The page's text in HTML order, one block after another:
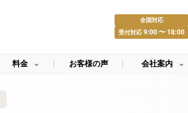
全国対応
受付対応 9:00 〜 18:00
料金 お客様の声 会社案内